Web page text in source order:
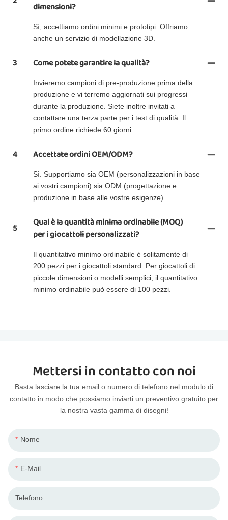
dimensioni?
Sì, accettiamo ordini minimi e prototipi. Offriamo
anche un servizio di modellazione 3D.
3 Come potete garantire la qualità?
Invieremo campioni di pre-produzione prima della
produzione e vi terremo aggiornati sui progressi
durante la produzione. Siete inoltre invitati a
contattare una terza parte per i test di qualità. Il
primo ordine richiede 60 giorni.
4 Accettate ordini OEM/ODM?
Sì. Supportiamo sia OEM (personalizzazioni in base
ai vostri campioni) sia ODM (progettazione e
produzione in base alle vostre esigenze).
5
Qual è la quantità minima ordinabile (MOQ)
per i giocattoli personalizzati?
Il quantitativo minimo ordinabile è solitamente di
200 pezzi per i giocattoli standard. Per giocattoli di
piccole dimensioni o modelli semplici, il quantitativo
minimo ordinabile può essere di 100 pezzi.
Mettersi in contatto con noi
Basta lasciare la tua email o numero di telefono nel modulo di
contatto in modo che possiamo inviarti un preventivo gratuito per
la nostra vasta gamma di disegni!
Nome
E-Mail
Telefono